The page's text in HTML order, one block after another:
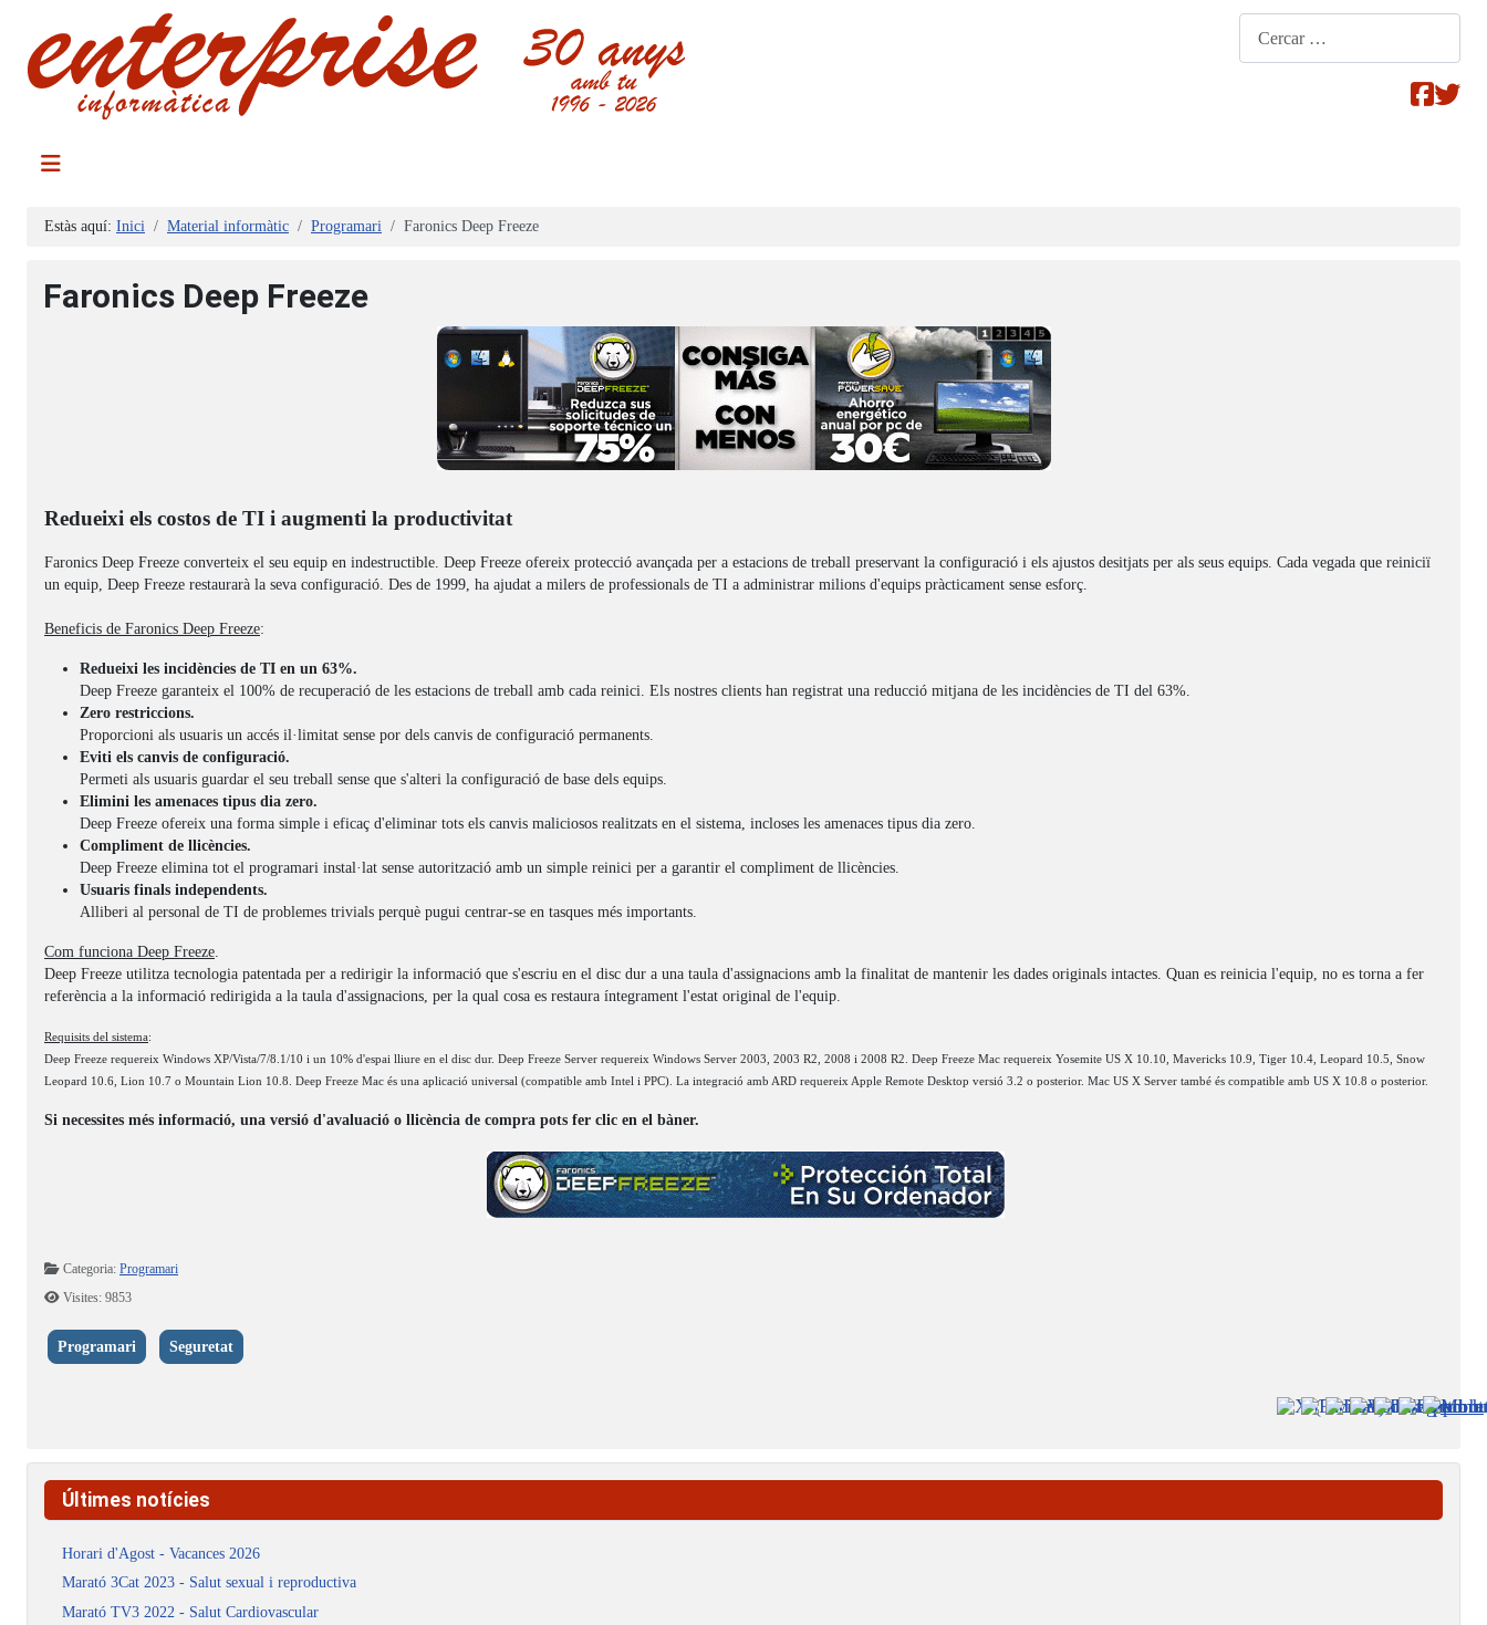
Estàs aquí: Inici Material informàtic Programari Faronics Deep Freeze
Faronics Deep Freeze
Redueixi els costos de TI i augmenti la productivitat
Faronics Deep Freeze converteix el seu equip en indestructible. Deep Freeze ofereix protecció avançada per a estacions de treball preservant la configuració i els ajustos desitjats per als seus equips. Cada vegada que reiniciï
un equip, Deep Freeze restaurarà la seva configuració. Des de 1999, ha ajudat a milers de professionals de TI a administrar milions d'equips pràcticament sense esforç.
Beneficis de Faronics Deep Freeze:
Redueixi les incidències de TI en un 63%.
Deep Freeze garanteix el 100% de recuperació de les estacions de treball amb cada reinici. Els nostres clients han registrat una reducció mitjana de les incidències de TI del 63%.
Zero restriccions.
Proporcioni als usuaris un accés il·limitat sense por dels canvis de configuració permanents.
Eviti els canvis de configuració.
Permeti als usuaris guardar el seu treball sense que s'alteri la configuració de base dels equips.
Elimini les amenaces tipus dia zero.
Deep Freeze ofereix una forma simple i eficaç d'eliminar tots els canvis maliciosos realitzats en el sistema, incloses les amenaces tipus dia zero.
Compliment de llicències.
Deep Freeze elimina tot el programari instal·lat sense autorització amb un simple reinici per a garantir el compliment de llicències.
Usuaris finals independents.
Alliberi al personal de TI de problemes trivials perquè pugui centrar-se en tasques més importants.
Com funciona Deep Freeze.
Deep Freeze utilitza tecnologia patentada per a redirigir la informació que s'escriu en el disc dur a una taula d'assignacions amb la finalitat de mantenir les dades originals intactes. Quan es reinicia l'equip, no es torna a fer
referència a la informació redirigida a la taula d'assignacions, per la qual cosa es restaura íntegrament l'estat original de l'equip.
Requisits del sistema:
Deep Freeze requereix Windows XP/Vista/7/8.1/10 i un 10% d'espai lliure en el disc dur. Deep Freeze Server requereix Windows Server 2003, 2003 R2, 2008 i 2008 R2. Deep Freeze Mac requereix Yosemite US X 10.10, Mavericks 10.9, Tiger 10.4, Leopard 10.5, Snow
Leopard 10.6, Lion 10.7 o Mountain Lion 10.8. Deep Freeze Mac és una aplicació universal (compatible amb Intel i PPC). La integració amb ARD requereix Apple Remote Desktop versió 3.2 o posterior. Mac US X Server també és compatible amb US X 10.8 o posterior.
Si necessites més informació, una versió d'avaluació o llicència de compra pots fer clic en el bàner.
DetallsCategoria: Programari
Visites: 9853
Programari Seguretat
Últimes notícies
Horari d'Agost - Vacances 2026
Marató 3Cat 2023 - Salut sexual i reproductiva
Marató TV3 2022 - Salut Cardiovascular